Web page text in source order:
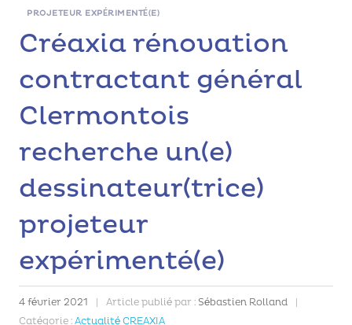
PROJETEUR EXPÉRIMENTÉ(E)
Créaxia rénovation
contractant général
Clermontois
recherche un(e)
dessinateur(trice)
projeteur
expérimenté(e)
4 février 2021 Article publié par : Sébastien Rolland
Catégorie : Actualité CREAXIA